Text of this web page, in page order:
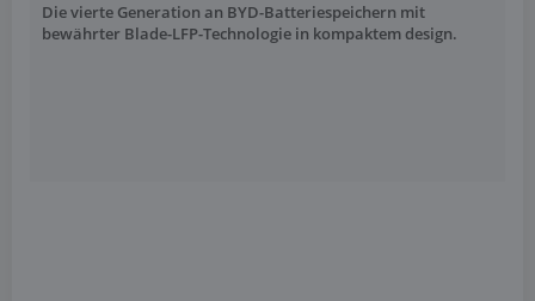
Die vierte Generation an BYD-Batteriespeichern mit
bewährter Blade-LFP-Technologie in kompaktem design.